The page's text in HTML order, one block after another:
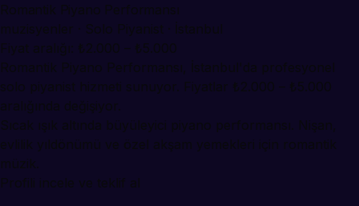
Romantik Piyano Performansı
muzisyenler · Solo Piyanist · İstanbul
Fiyat aralığı: ₺2.000 – ₺5.000
Romantik Piyano Performansı, İstanbul'da profesyonel
solo piyanist hizmeti sunuyor. Fiyatlar ₺2.000 – ₺5.000
aralığında değişiyor.
Sıcak ışık altında büyüleyici piyano performansı. Nişan,
evlilik yıldönümü ve özel akşam yemekleri için romantik
müzik.
Profili incele ve teklif al